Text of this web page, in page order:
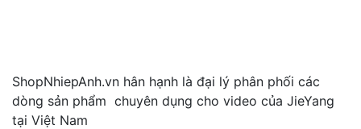
ShopNhiepAnh.vn hân hạnh là đại lý phân phối các
dòng sản phẩm chuyên dụng cho video của JieYang
tại Việt Nam